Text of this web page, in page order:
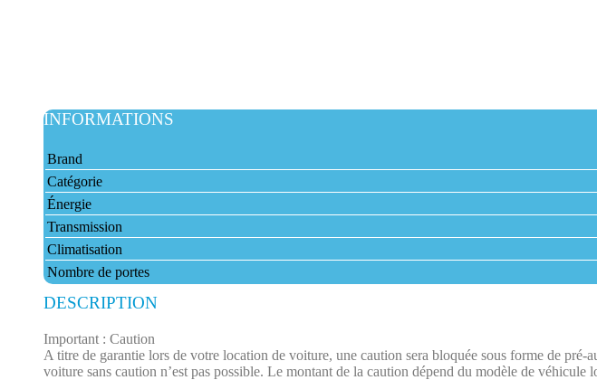
INFORMATIONS
Brand
Catégorie
Énergie
Transmission
Climatisation
Nombre de portes
DESCRIPTION
Important : Caution
A titre de garantie lors de votre location de voiture, une caution sera bloquée sous forme de
voiture sans caution n’est pas possible. Le montant de la caution dépend du modèle de véhicule